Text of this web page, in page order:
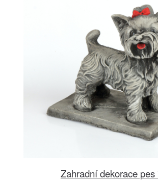
Zahradní dekorace pes